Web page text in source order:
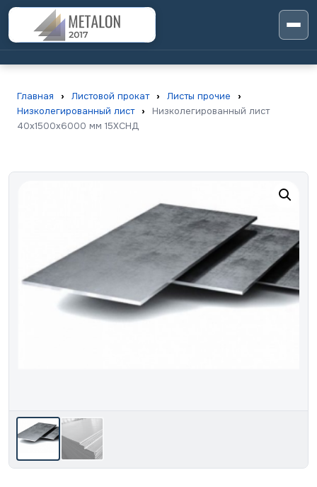
Главная › Листовой прокат › Листы прочие
›
Низколегированный лист ›
Низколегированный лист
40х1500х6000 мм 15ХСНД